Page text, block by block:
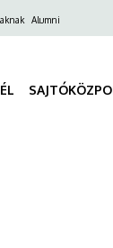
Alumni